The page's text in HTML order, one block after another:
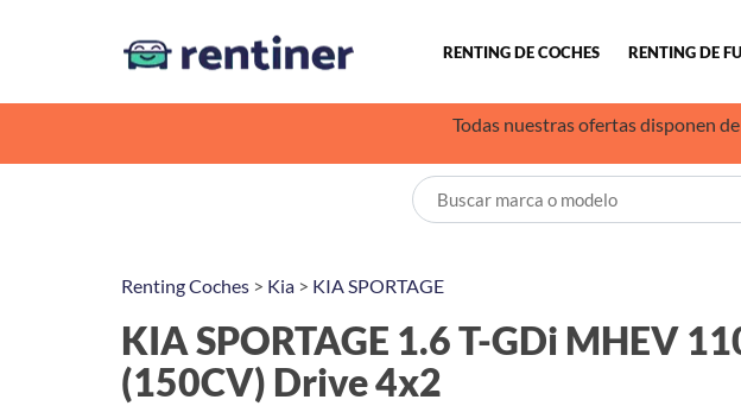
RENTING DE COCHES RENTING DE
Todas nuestras ofertas disponen de
Renting Coches > Kia > KIA SPORTAGE
KIA SPORTAGE 1.6 T-GDi MHEV
(150CV) Drive 4x2